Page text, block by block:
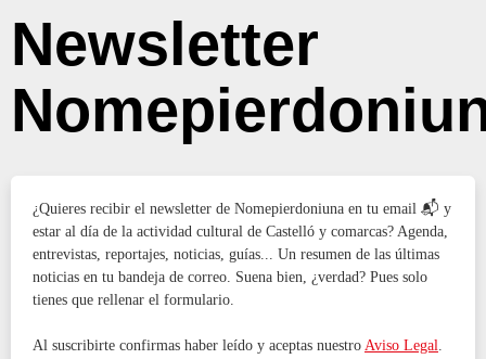
Newsletter
¿Quieres recibir el newsletter de Nomepierdoniuna en tu email 📬 y
estar al día de la actividad cultural de Castelló y comarcas? Agenda,
entrevistas, reportajes, noticias, guías... Un resumen de las últimas
noticias en tu bandeja de correo. Suena bien, ¿verdad? Pues solo
tienes que rellenar el formulario.
Al suscribirte confirmas haber leído y aceptas nuestro Aviso Legal.